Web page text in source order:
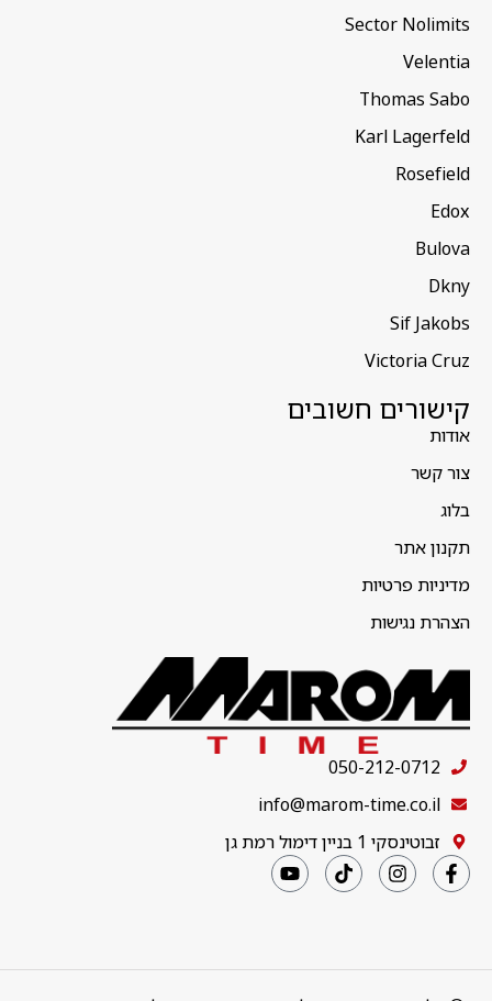
Sector Nolimits
Velentia
Thomas Sabo
Karl Lagerfeld
Rosefield
Edox
Bulova
Dkny
Sif Jakobs
Victoria Cruz
קישורים חשובים
אודות
צור קשר
בלוג
תקנון אתר
מדיניות פרטיות
הצהרת נגישות
050-212-0712
info@marom-time.co.il
זבוטינסקי 1 בניין דימול רמת גן